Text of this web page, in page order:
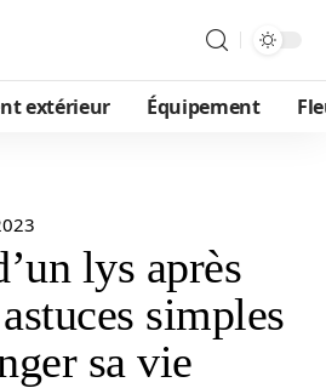
extérieur Équipement
lys après
simples
sa vie